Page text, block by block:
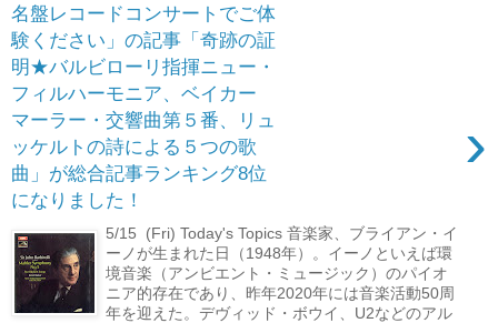
名盤レコードコンサートでご体
験ください」の記事「奇跡の証
明★バルビローリ指揮ニュー・
フィルハーモニア、ベイカー
マーラー・交響曲第５番、リュ
ッケルトの詩による５つの歌
曲」が総合記事ランキング8位
になりました！
›
5/15 (Fri) Today's Topics 音楽家、ブライアン・イ
ーノが生まれた日（1948年）。イーノといえば環
境音楽（アンビエント・ミュージック）のパイオ
ニア的存在であり、昨年2020年には音楽活動50周
年を迎えた。デヴィッド・ボウイ、U2などのアル